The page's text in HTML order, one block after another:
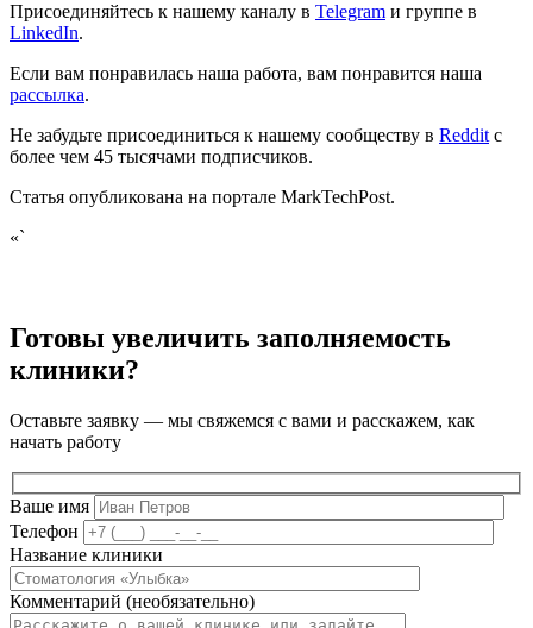
Присоединяйтесь к нашему каналу в Telegram и группе в
LinkedIn.
Если вам понравилась наша работа, вам понравится наша
рассылка.
Не забудьте присоединиться к нашему сообществу в Reddit с
более чем 45 тысячами подписчиков.
Статья опубликована на портале MarkTechPost.
«`
Готовы увеличить заполняемость
клиники?
Оставьте заявку — мы свяжемся с вами и расскажем, как
начать работу
Ваше имя
Телефон
Название клиники
Комментарий (необязательно)